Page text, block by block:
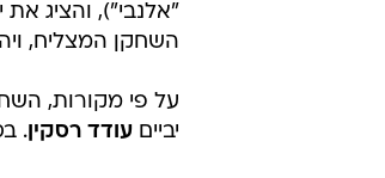
"אלנבי"), והציג
השחקן המצליח,
על פי מקורות,
יביים עודד רסקין.